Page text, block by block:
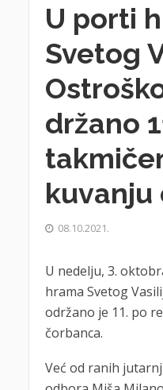
U porti
Svetog
držano
kuvanju
08.10.2021.
U nedelju, 3.
hrama Svetog
održano je 11. po
čorbanca.
Već od ranih